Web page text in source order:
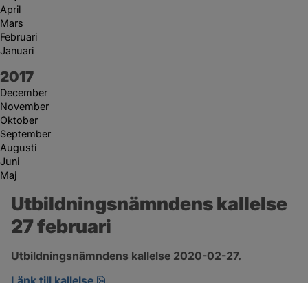
April
Mars
Februari
Januari
År:
2017
December
November
Oktober
September
Augusti
Juni
Maj
Utbildningsnämndens kallelse
27 februari
Utbildningsnämndens kallelse 2020-02-27.
Länk till kallelse
pdf, öppnas i nytt fönster.